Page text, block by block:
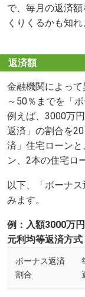
で、毎月の返済
くりくるかも知れ
返済額
金融機関によっ
～50％までを「
例えば、3000万
返済」の割合を
済」住宅ローン
ン、2本の住宅ロ
以下、「ボーナ
みます。
例：入額3000万
元利均等返済方式
ボーナス返済
割合